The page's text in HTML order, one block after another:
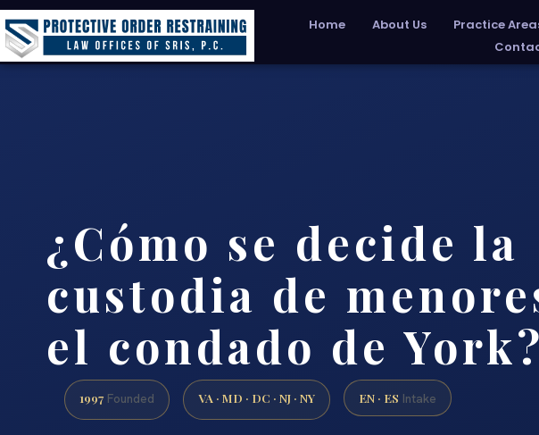
Home About Us Practice
¿Cómo se decide la
custodia de
el condado de York?
1997 Founded VA · MD · DC · NJ · NY EN · ES Intake